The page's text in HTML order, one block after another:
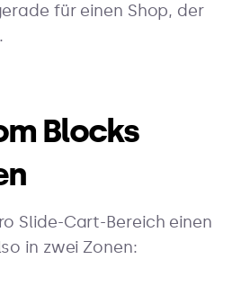
für einen Shop, der
Blocks
Slide-Cart-Bereich einen
in zwei Zonen: